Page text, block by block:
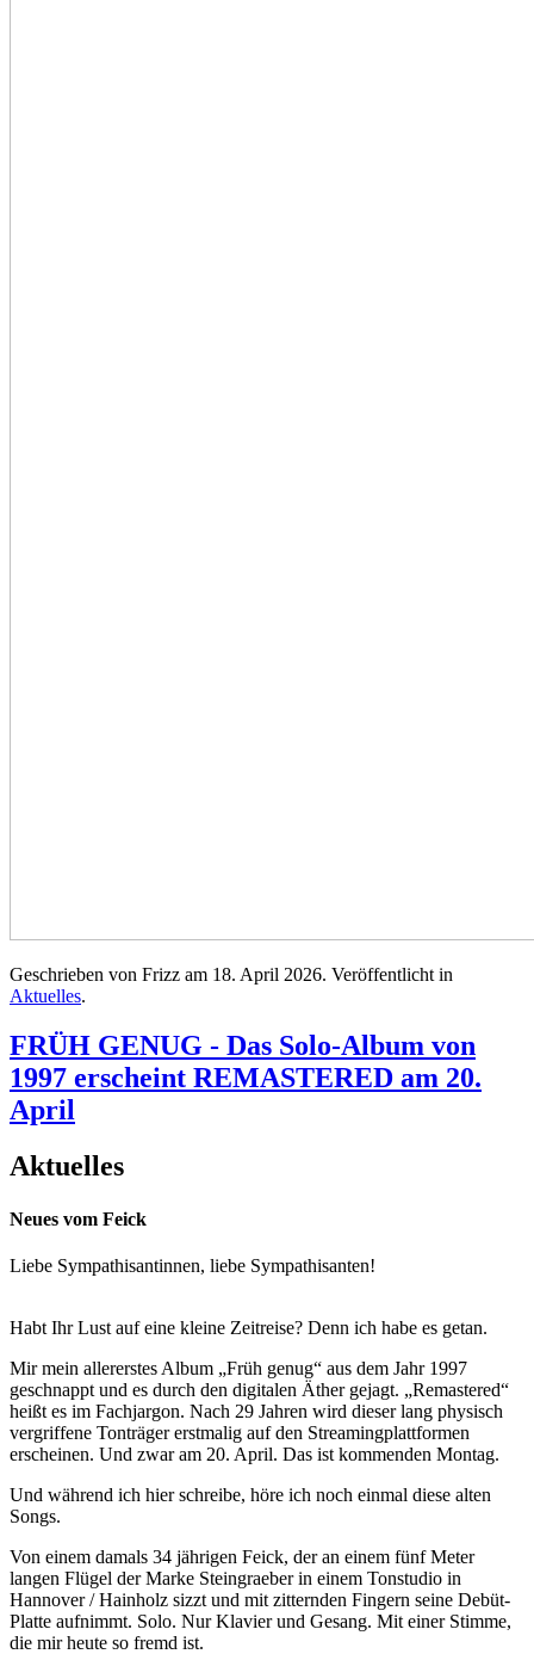
Geschrieben von Frizz am 18. April 2026. Veröffentlicht in
Aktuelles.
FRÜH GENUG - Das Solo-Album von
1997 erscheint REMASTERED am 20.
April
Aktuelles
Neues vom Feick
Liebe Sympathisantinnen, liebe Sympathisanten!
Habt Ihr Lust auf eine kleine Zeitreise? Denn ich habe es getan.
Mir mein allererstes Album „Früh genug“ aus dem Jahr 1997
geschnappt und es durch den digitalen Äther gejagt. „Remastered“
heißt es im Fachjargon. Nach 29 Jahren wird dieser lang physisch
vergriffene Tonträger erstmalig auf den Streamingplattformen
erscheinen. Und zwar am 20. April. Das ist kommenden Montag.
Und während ich hier schreibe, höre ich noch einmal diese alten
Songs.
Von einem damals 34 jährigen Feick, der an einem fünf Meter
langen Flügel der Marke Steingraeber in einem Tonstudio in
Hannover / Hainholz sizzt und mit zitternden Fingern seine Debüt-
Platte aufnimmt. Solo. Nur Klavier und Gesang. Mit einer Stimme,
die mir heute so fremd ist.